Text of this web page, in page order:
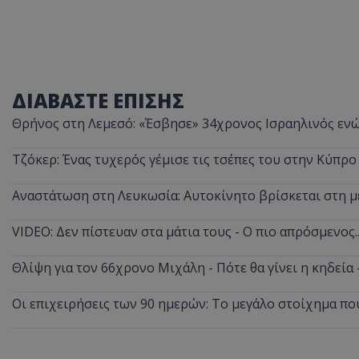
ΔΙΑΒΑΣΤΕ ΕΠΙΣΗΣ
Θρήνος στη Λεμεσό: «Έσβησε» 34χρονος Ισραηλινός
Τζόκερ: Ένας τυχερός γέμισε τις τσέπες του στην
Αναστάτωση στη Λευκωσία: Αυτοκίνητο βρίσκεται
VIDEO: Δεν πίστευαν στα μάτια τους - Ο πιο
Θλίψη για τον 66χρονο Μιχάλη - Πότε θα γίνει η
Οι επιχειρήσεις των 90 ημερών: Το μεγάλο στοίχημα